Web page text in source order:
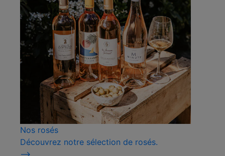
Nos rosés
Découvrez notre sélection de rosés.
⟶